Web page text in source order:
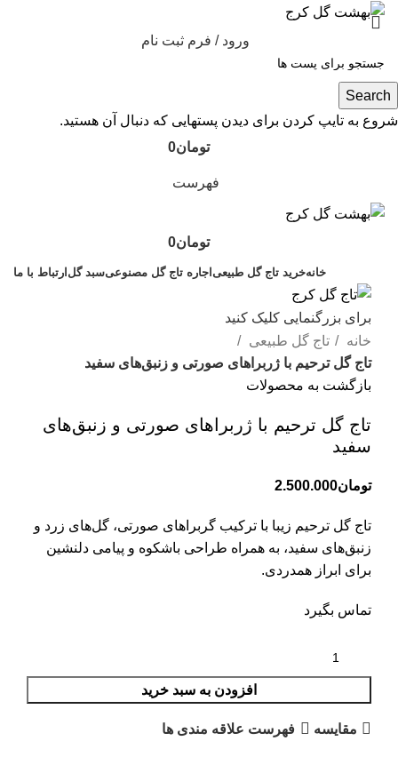
ورود / فرم ثبت نام
تومان0
فهرست
تومان0
خانهخرید تاج گل طبیعیاجاره تاج گل مصنوعیسبد گلارتباط با ما
برای بزرگنمایی کلیک کنید
خانه
تاج گل طبیعی
تاج گل ترحیم با ژربراهای صورتی و زنبق‌های سفید
بازگشت به محصولات
تاج گل ترحیم با ژربراهای صورتی و زنبق‌های
سفید
تومان2.500.000
تاج گل ترحیم زیبا با ترکیب گربراهای صورتی، گل‌های زرد و
زنبق‌های سفید، به همراه طراحی باشکوه و پیامی دلنشین
برای ابراز همدردی.
تماس بگیرد
افزودن به سبد خرید
مقایسه فهرست علاقه مندی ها
Search
شروع به تایپ کردن برای دیدن پستهایی که دنبال آن هستید.